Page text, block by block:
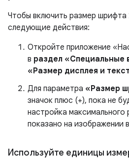
Чтобы включить размер шрифта
следующие действия:
Откройте приложение
в раздел «Специальные
«Размер дисплея и
Для параметра «Размер
значок плюс (+), пока не
настройка
показано на изображении
Используйте единицы